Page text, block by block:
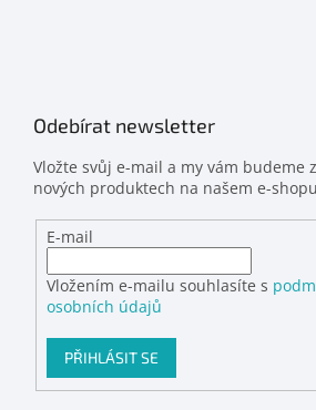
Odebírat newsletter
Vložte svůj e-mail a my vám budeme
nových produktech na našem e-
E-mail
Vložením e-mailu souhlasíte s
osobních údajů
PŘIHLÁSIT SE